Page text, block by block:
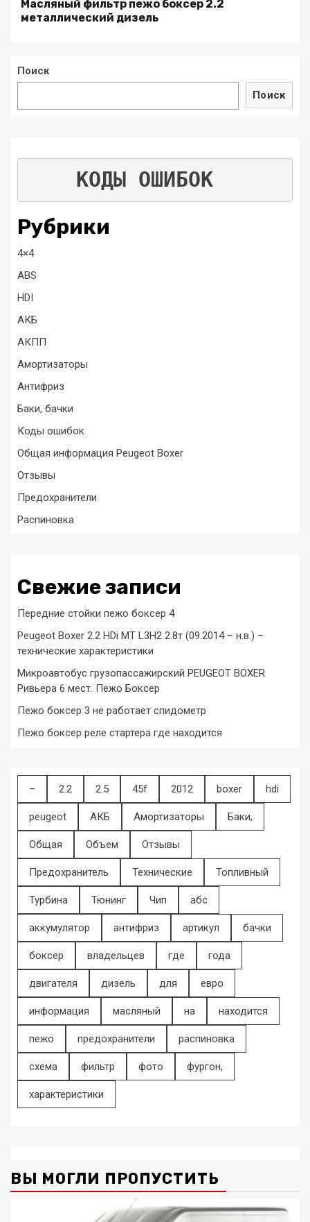
Масляный фильтр пежо боксер 2.2
металлический дизель
Поиск
Поиск
КОДЫ ОШИБОК
Рубрики
4×4
ABS
HDI
АКБ
АКПП
Амортизаторы
Антифриз
Баки, бачки
Коды ошибок
Общая информация Peugeot Boxer
Отзывы
Предохранители
Распиновка
Свежие записи
Передние стойки пежо боксер 4
Peugeot Boxer 2.2 HDi MT L3H2 2.8т (09.2014 – н.в.) –
технические характеристики
Микроавтобус грузопассажирский PEUGEOT BOXER
Ривьера 6 мест. Пежо Боксер
Пежо боксер 3 не работает спидометр
Пежо боксер реле стартера где находится
– 2.2 2.5 45f 2012 boxer hdi
peugeot АКБ Амортизаторы Баки,
Общая Объем Отзывы
Предохранитель Технические Топливный
Турбина Тюнинг Чип абс
аккумулятор антифриз артикул бачки
боксер владельцев где года
двигателя дизель для евро
информация масляный на находится
пежо предохранители распиновка
схема фильтр фото фургон,
характеристики
ВЫ МОГЛИ ПРОПУСТИТЬ